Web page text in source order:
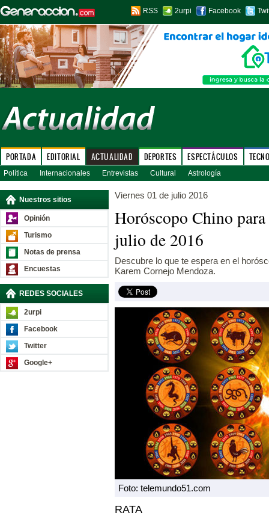
RSS 2urpi Facebook
PORTADA EDITORIAL ACTUALIDAD DEPORTES ESPECTÁCULOS
Política Internacionales Entrevistas Cultural Astrología
Nuestros sitios
Opinión
Turismo
Notas de prensa
Encuestas
REDES SOCIALES
2urpi
Facebook
Twitter
Google+
Viernes 01 de julio 2016
Horóscopo Chino
julio de 2016
Descubre lo que te espera en el
Karem Cornejo Mendoza.
Foto: telemundo51.com
RATA